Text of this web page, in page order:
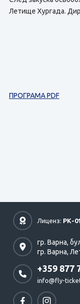
Летище Хургада.
ПРОГРАМА PDF
Лиценз: РК-
гр. Варна,
гр. Варна,
+359 877
info@fly-